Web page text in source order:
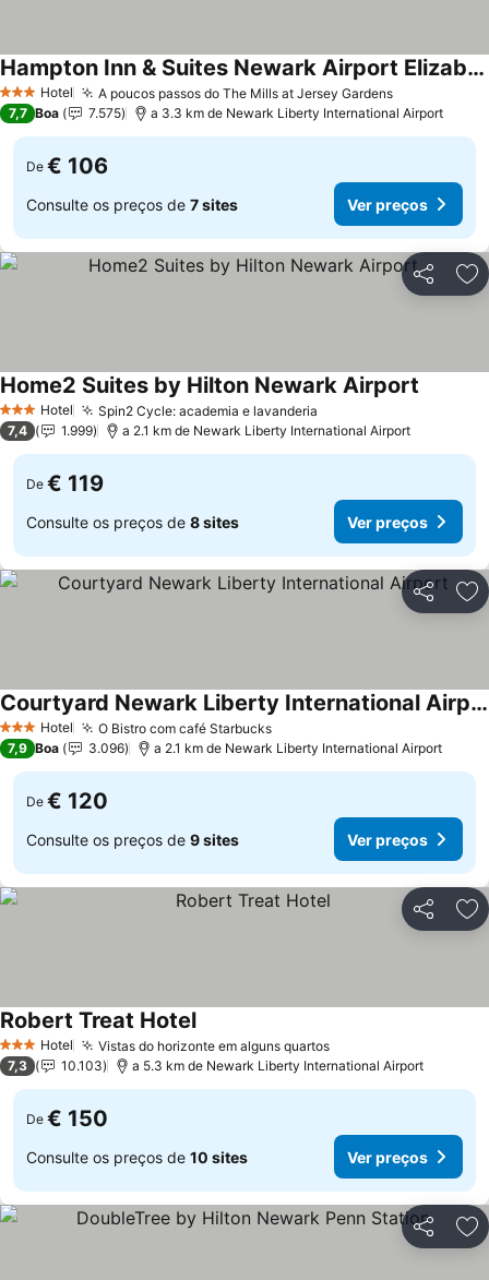
3 EstrelasHotel A poucos passos do The Mills at Jersey Gardens
Hampton Inn & Suites Newark Airport Elizabeth
7,7 Boa 7.575 a 3.3 km de Newark Liberty International Airport
De € 106
Consulte os preços de 7 sites Ver preços
Partilhar
3 EstrelasHotel Spin2 Cycle: academia e lavanderia
Home2 Suites by Hilton Newark Airport
7,4 1.999 a 2.1 km de Newark Liberty International Airport
De € 119
Consulte os preços de 8 sites Ver preços
Partilhar
3 EstrelasHotel O Bistro com café Starbucks
Courtyard Newark Liberty International Airport
7,9 Boa 3.096 a 2.1 km de Newark Liberty International Airport
De € 120
Consulte os preços de 9 sites Ver preços
Partilhar
3 EstrelasHotel Vistas do horizonte em alguns quartos
Robert Treat Hotel
7,3 10.103 a 5.3 km de Newark Liberty International Airport
De € 150
Consulte os preços de 10 sites Ver preços
Partilhar